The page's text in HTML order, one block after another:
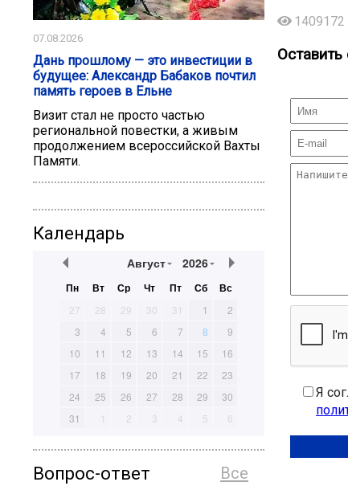
07.08.2026
Дань прошлому — это инвестиции в
будущее: Александр Бабаков почтил
память героев в Ельне
Визит стал не просто частью
региональной повестки, а живым
продолжением всероссийской Вахты
Памяти.
Календарь
Август 2026
Пн Вт Ср Чт Пт Сб Вс
27 28 29 30 31 1
2
3
4 5 6 7 8
9
10
11 12 13 14 15
16
17
18 19 20 21 22
23
24
25 26 27 28 29
30
31
1 2 3 4 5 6
Все
Вопрос-ответ
1409172
Я